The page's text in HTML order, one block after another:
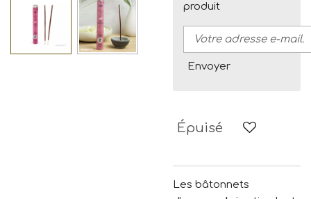
produit
Envoyer
Épuisé
Les bâtonnets